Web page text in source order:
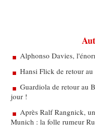
Alphonso Davies,
Hansi Flick de retour
Guardiola de retour au
jour !
Après Ralf Rangnick,
Munich : la folle rumeur